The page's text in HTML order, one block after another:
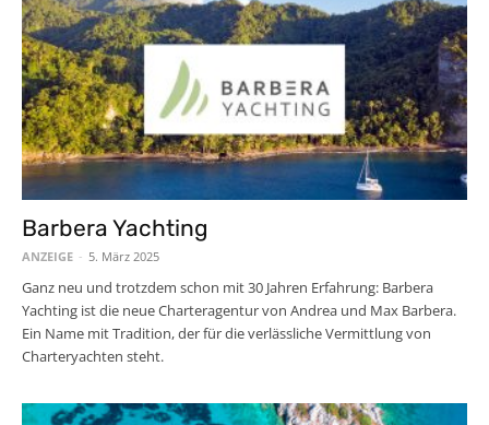
Barbera Yachting
ANZEIGE - 5. März 2025
Ganz neu und trotzdem schon mit 30 Jahren Erfahrung: Barbera
Yachting ist die neue Charteragentur von Andrea und Max Barbera.
Ein Name mit Tradition, der für die verlässliche Vermittlung von
Charteryachten steht.